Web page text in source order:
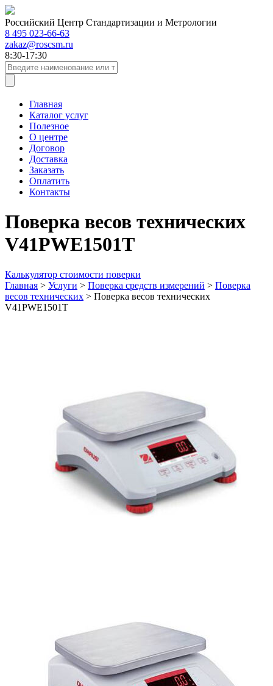
Российский Центр Стандартизации и Метрологии
8 495 023-66-63
zakaz@roscsm.ru
8:30-17:30
Главная
Каталог услуг
Полезное
О центре
Договор
Доставка
Заказать
Оплатить
Контакты
Поверка весов технических
V41PWE1501T
Калькулятор стоимости поверки
Главная > Услуги > Поверка средств измерений > Поверка
весов технических > Поверка весов технических
V41PWE1501T